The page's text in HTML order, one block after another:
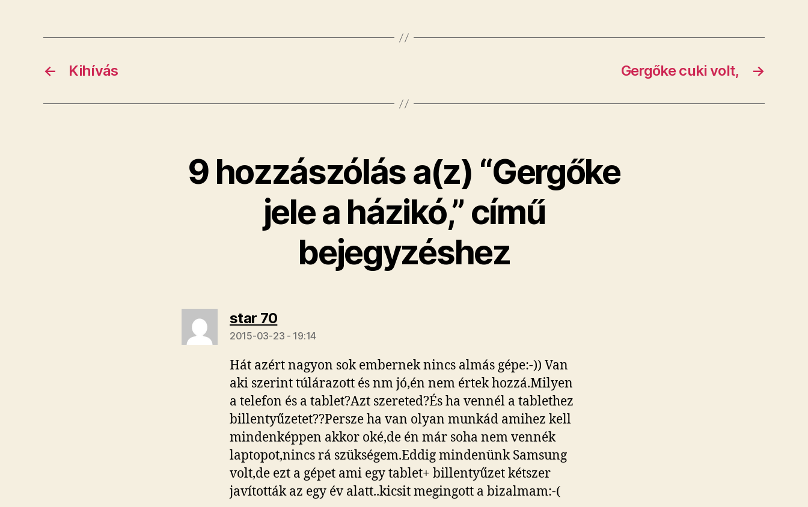
← Kihívás →
Gergőke cuki volt,
9 hozzászólás a(z) “Gergőke
jele a házikó,” című
bejegyzéshez
star 70szerint:
2015-03-23 - 19:14
Hát azért nagyon sok embernek nincs almás gépe:-)) Van
aki szerint túlárazott és nm jó,én nem értek hozzá.Milyen
a telefon és a tablet?Azt szereted?És ha vennél a tablethez
billentyűzetet??Persze ha van olyan munkád amihez kell
mindenképpen akkor oké,de én már soha nem vennék
laptopot,nincs rá szükségem.Eddig mindenünk Samsung
volt,de ezt a gépet ami egy tablet+ billentyűzet kétszer
javították az egy év alatt..kicsit megingott a bizalmam:-(